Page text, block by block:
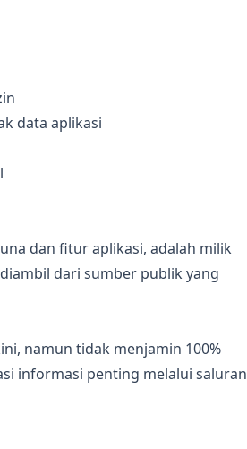
data aplikasi
dan fitur aplikasi, adalah milik
dari sumber publik yang
namun tidak menjamin 100%
informasi penting melalui saluran